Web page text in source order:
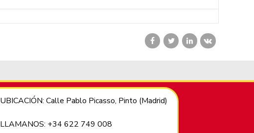
UBICACIÓN: Calle Pablo Picasso, Pinto (Madrid)
LLAMANOS: +34 622 749 008